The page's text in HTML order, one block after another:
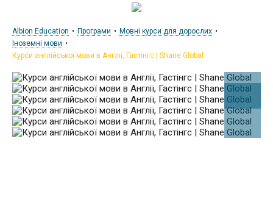
Albion Education Програми
Мовні курси для дорослих
Іноземні мови
Курси англійської мови в Англії, Гастінгс | Shane Global